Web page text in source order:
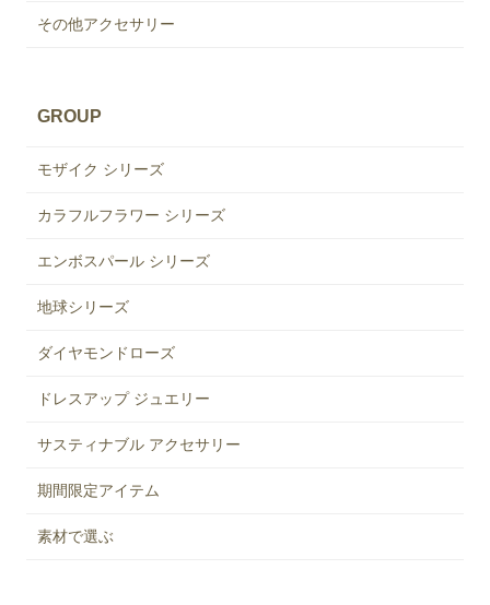
その他アクセサリー
GROUP
モザイク シリーズ
カラフルフラワー シリーズ
エンボスパール シリーズ
地球シリーズ
ダイヤモンドローズ
ドレスアップ ジュエリー
サスティナブル アクセサリー
期間限定アイテム
素材で選ぶ